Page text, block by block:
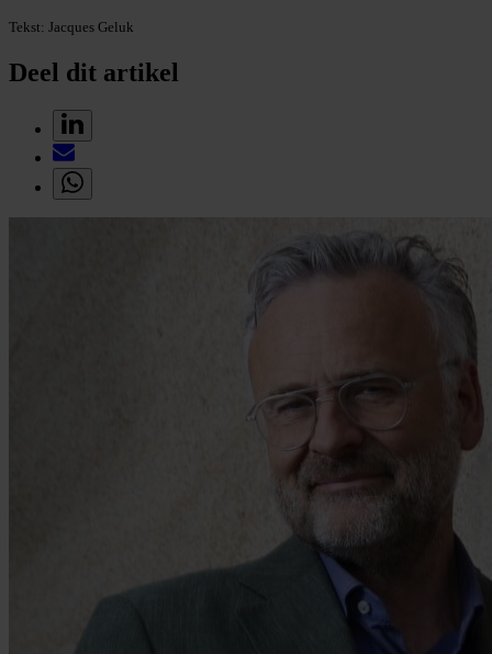
Tekst: Jacques Geluk
Deel dit artikel